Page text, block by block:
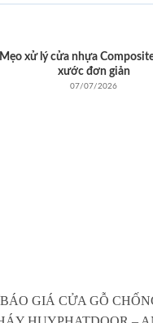
Mẹo xử lý cửa nhựa
xước đơn giản
07/07/2026